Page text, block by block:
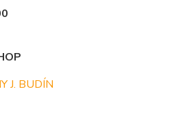
J. BUDÍN